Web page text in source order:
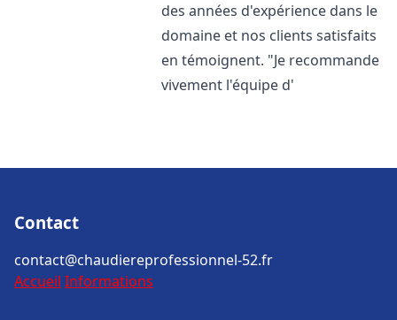
des années d'expérience dans le
domaine et nos clients satisfaits
en témoignent. "Je recommande
vivement l'équipe d'
Contact
contact@chaudiereprofessionnel-52.fr
Accueil Informations